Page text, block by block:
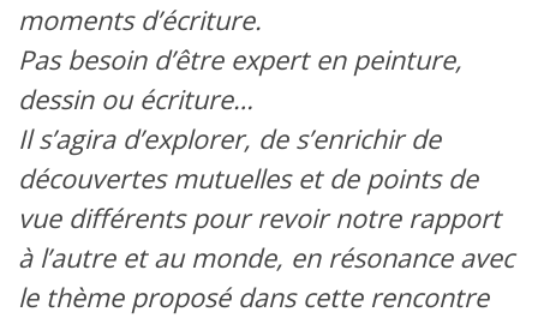
moments d’écriture.
Pas besoin d’être expert en peinture,
dessin ou écriture…
Il s’agira d’explorer, de s’enrichir de
découvertes mutuelles et de points de
vue différents pour revoir notre rapport
à l’autre et au monde, en résonance avec
le thème proposé dans cette rencontre